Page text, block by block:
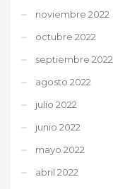
noviembre 2022
octubre 2022
septiembre 2022
agosto 2022
julio 2022
junio 2022
mayo 2022
abril 2022